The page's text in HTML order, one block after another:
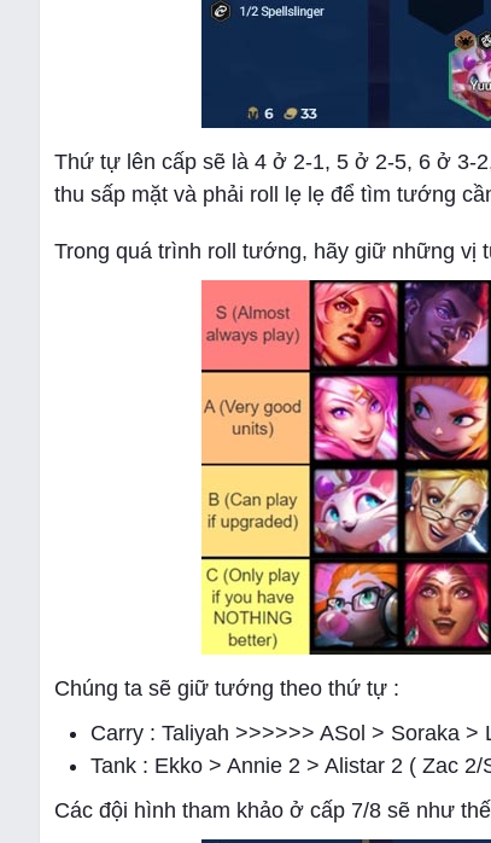
Thứ tự lên cấp sẽ là 4 ở 2-1, 5 ở 2-5, 6 ở 3-
thu sấp mặt và phải roll lẹ lẹ để tìm tướng
Trong quá trình roll tướng, hãy giữ những vị
Chúng ta sẽ giữ tướng theo thứ tự :
Carry : Taliyah >>>>>> ASol > Soraka >
Tank : Ekko > Annie 2 > Alistar 2 ( Zac 2/
Các đội hình tham khảo ở cấp 7/8 sẽ như